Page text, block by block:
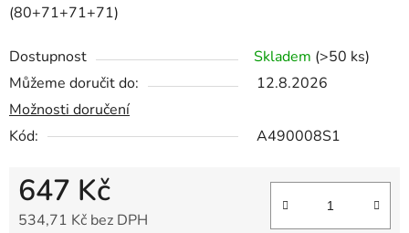
(80+71+71+71)
Dostupnost Skladem (>50 ks)
Můžeme doručit do:
12.8.2026
Možnosti doručení
Kód:
A490008S1
647 Kč
534,71 Kč bez DPH